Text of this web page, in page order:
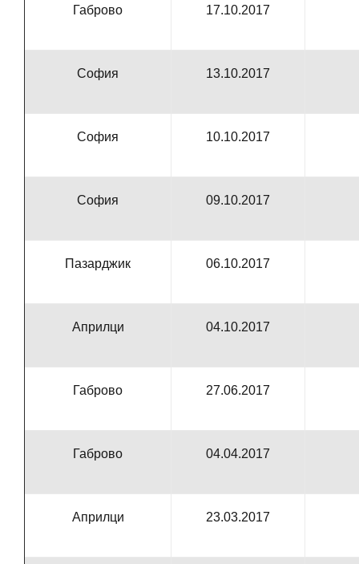
Габрово 17.10.2017
София 13.10.2017
София 10.10.2017
София 09.10.2017
Пазарджик 06.10.2017
Априлци 04.10.2017
Габрово 27.06.2017
Габрово 04.04.2017
Априлци 23.03.2017